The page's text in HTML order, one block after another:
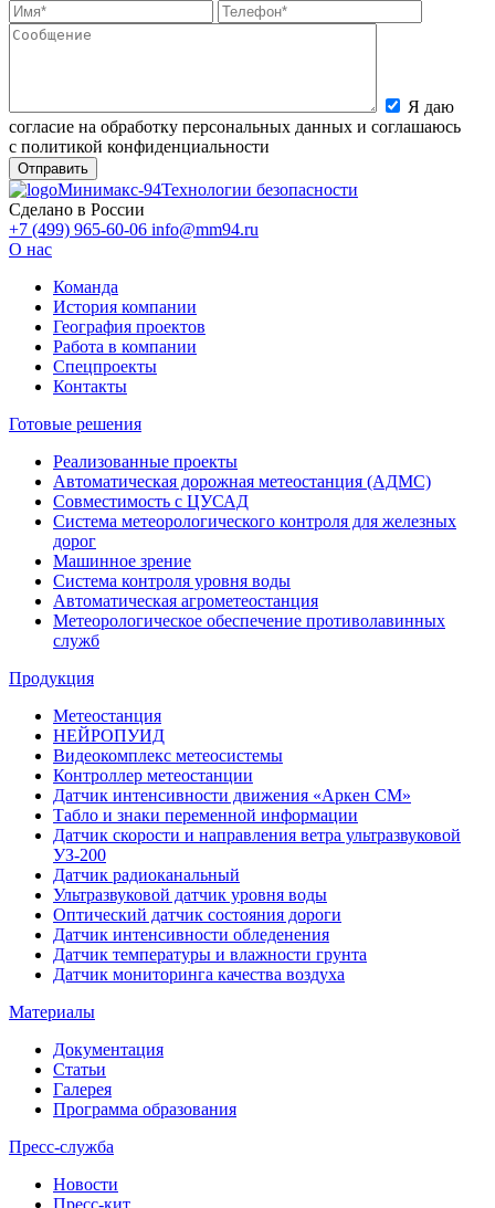
Я даю
согласие на обработку персональных данных и соглашаюсь
с политикой конфиденциальности
Минимакс-94Технологии безопасности
Сделано в России
+7 (499) 965-60-06 info@mm94.ru
О нас
Команда
История компании
География проектов
Работа в компании
Спецпроекты
Контакты
Готовые решения
Реализованные проекты
Автоматическая дорожная метеостанция (АДМС)
Совместимость с ЦУСАД
Система метеорологического контроля для железных
дорог
Машинное зрение
Система контроля уровня воды
Автоматическая агрометеостанция
Метеорологическое обеспечение противолавинных
служб
Продукция
Метеостанция
НЕЙРОПУИД
Видеокомплекс метеосистемы
Контроллер метеостанции
Датчик интенсивности движения «Аркен СМ»
Табло и знаки переменной информации
Датчик скорости и направления ветра ультразвуковой
УЗ-200
Датчик радиоканальный
Ультразвуковой датчик уровня воды
Оптический датчик состояния дороги
Датчик интенсивности обледенения
Датчик температуры и влажности грунта
Датчик мониторинга качества воздуха
Материалы
Документация
Статьи
Галерея
Программа образования
Пресс-служба
Новости